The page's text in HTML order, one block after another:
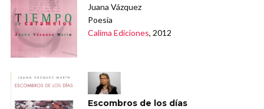
Juana Vázquez
Poesía
Calima Ediciones, 2012
Escombros de los días